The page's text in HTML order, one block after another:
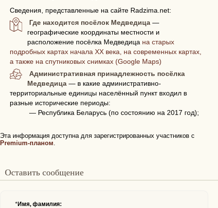
Сведения, представленные на сайте Radzima.net:
Где находится посёлок Медведица —
географические координаты местности и
расположение посёлка Медведица на старых
подробных картах начала XX века, на современных картах,
а также на спутниковых снимках (Google Maps)
Административная принадлежность посёлка
Медведица — в какие административно-
территориальные единицы населённый пункт входил в
разные исторические периоды:
— Республика Беларусь (по состоянию на 2017 год);
Эта информация доступна для зарегистрированных участников с
Premium-планом.
Оставить сообщение
*Имя, фамилия: